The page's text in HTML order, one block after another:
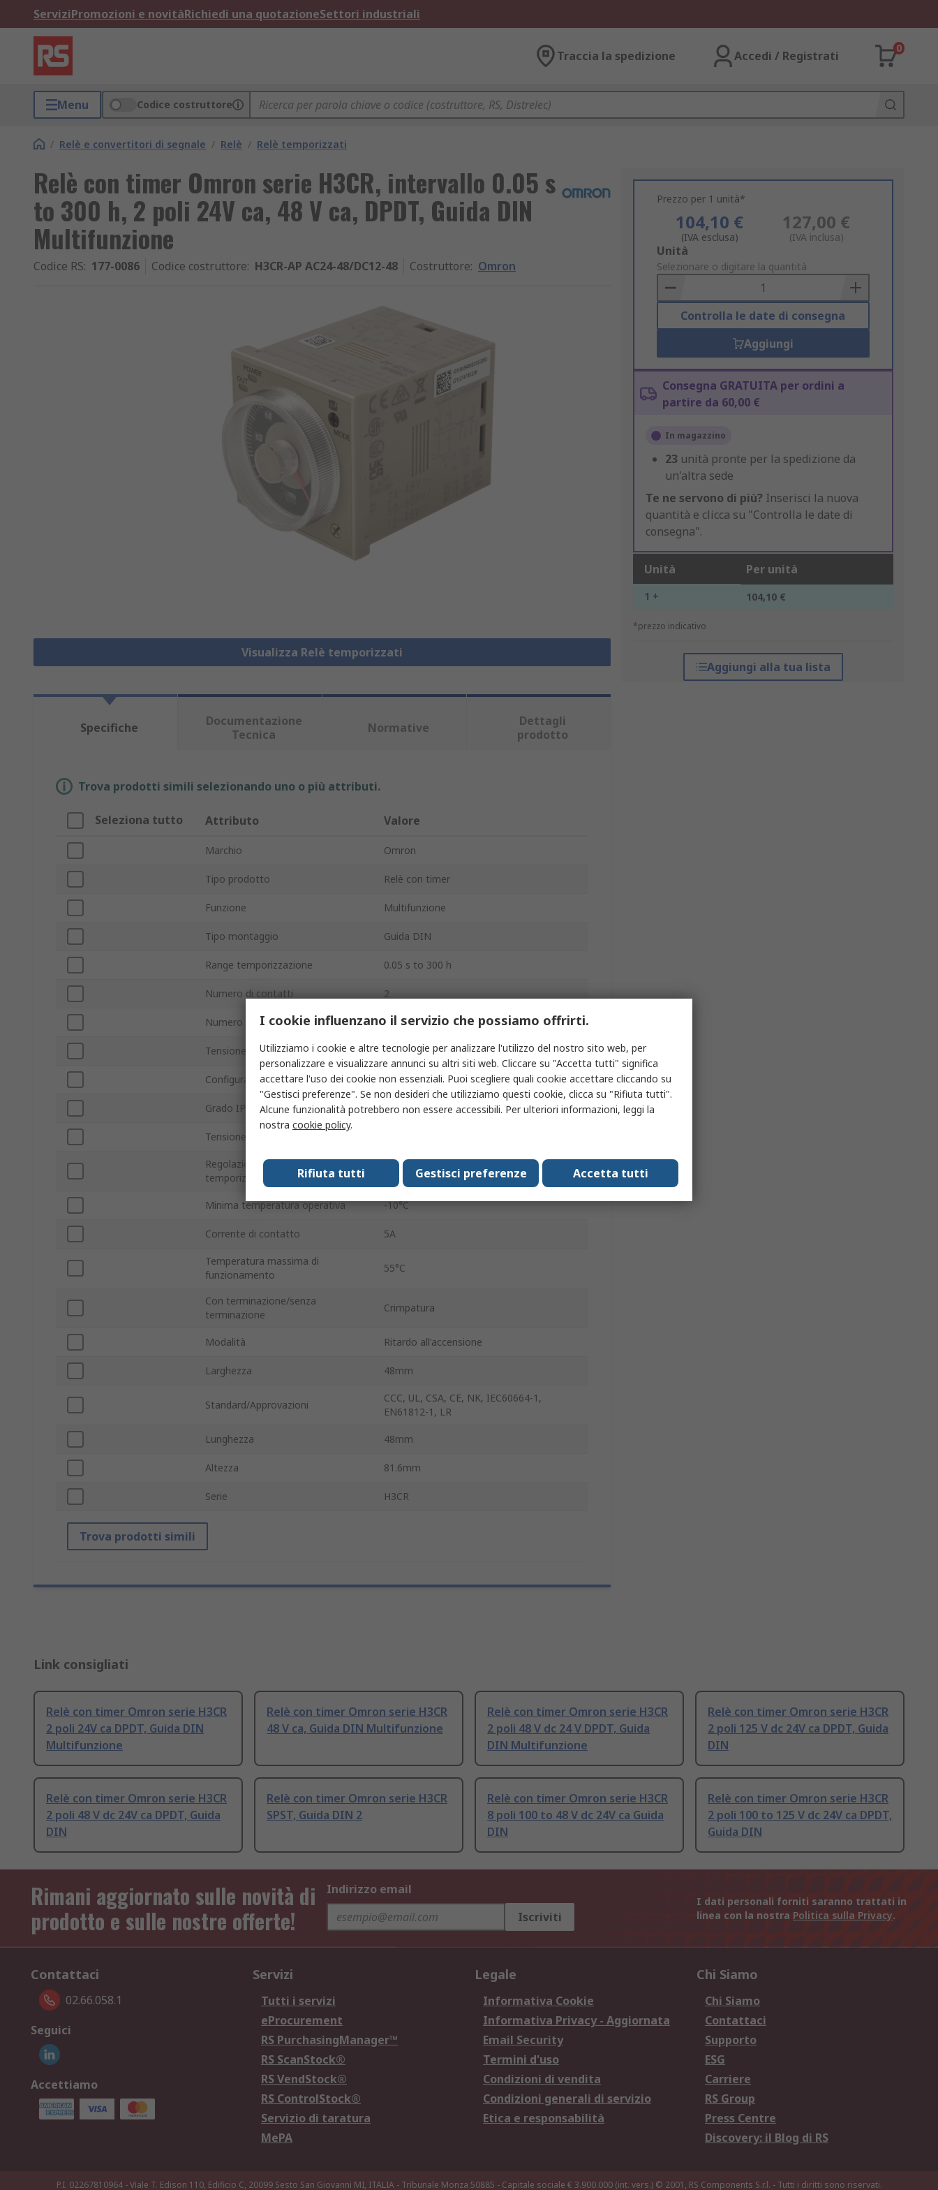
ServiziPromozioni e novitàRichiedi una quotazioneSettori industriali
Traccia la spedizione Accedi / Registrati
0
Menu Codice costruttore
/ Relè e convertitori di segnale / Relè / Relè temporizzati
Relè con timer Omron serie H3CR, intervallo 0.05 s
to 300 h, 2 poli 24V ca, 48 V ca, DPDT, Guida DIN
Multifunzione
Codice RS: 177-0086 Codice costruttore: H3CR-AP AC24-48/DC12-48 Costruttore: Omron
Visualizza Relè temporizzati
Prezzo per 1 unità*
104,10 €
(IVA esclusa)
127,00 €
(IVA inclusa)
Add
to
Basket
Unità
Selezionare o digitare la quantità
Controlla le date di consegna
Aggiungi
Consegna GRATUITA per ordini a
partire da 60,00 €
In magazzino
23 unità pronte per la spedizione da
un'altra sede
Te ne servono di più? Inserisci la nuova
quantità e clicca su "Controlla le date di
consegna".
Unità Per unità
1 + 104,10 €
*prezzo indicativo
Aggiungi alla tua lista
Specifiche
Documentazione
Tecnica
Normative
Dettagli
prodotto
Trova prodotti simili selezionando uno o più attributi.
Seleziona tutto Attributo Valore
Marchio Omron
Tipo prodotto Relè con timer
Funzione Multifunzione
Tipo montaggio Guida DIN
Range temporizzazione 0.05 s to 300 h
Numero di contatti 2
Numero funzioni del timer Multifunzione
Tensione di commutazione 250V ca
Configurazione contatto DPDT
Grado IP IP40
Tensione c.a. di alimentazione
Regolazione della
temporizzazione
Manopola
Minima temperatura operativa -10°C
Corrente di contatto 5A
Temperatura massima di
funzionamento
55°C
Con terminazione/senza
terminazione
Crimpatura
Modalità Ritardo all'accensione
Larghezza 48mm
Standard/Approvazioni
CCC, UL, CSA, CE, NK, IEC60664-1,
EN61812-1, LR
Lunghezza 48mm
Altezza 81.6mm
Serie H3CR
Trova prodotti simili
Link consigliati
Relè con timer Omron serie H3CR
2 poli 24V ca DPDT, Guida DIN
Multifunzione
Relè con timer Omron serie H3CR
48 V ca, Guida DIN Multifunzione
Relè con timer Omron serie H3CR
2 poli 48 V dc 24 V DPDT, Guida
DIN Multifunzione
Relè con timer Omron serie H3CR
2 poli 125 V dc 24V ca DPDT, Guida
DIN
Relè con timer Omron serie H3CR
2 poli 48 V dc 24V ca DPDT, Guida
DIN
Relè con timer Omron serie H3CR
SPST, Guida DIN 2
Relè con timer Omron serie H3CR
8 poli 100 to 48 V dc 24V ca Guida
DIN
Relè con timer Omron serie H3CR
2 poli 100 to 125 V dc 24V ca DPDT,
Guida DIN
Rimani aggiornato sulle novità di
prodotto e sulle nostre offerte!
Indirizzo email
Iscriviti
I dati personali forniti saranno trattati in
linea con la nostra Politica sulla Privacy.
Contattaci
02.66.058.1
Seguici
Accettiamo
Servizi
Tutti i servizi
eProcurement
RS PurchasingManager™
RS ScanStock®
RS VendStock®
RS ControlStock®
Servizio di taratura
MePA
Legale
Informativa Cookie
Informativa Privacy - Aggiornata
Email Security
Termini d'uso
Condizioni di vendita
Condizioni generali di servizio
Etica e responsabilità
Chi Siamo
Chi Siamo
Contattaci
Supporto
ESG
Carriere
RS Group
Press Centre
Discovery: il Blog di RS
P.I. 02267810964 - Viale T. Edison 110, Edificio C, 20099 Sesto San Giovanni MI, ITALIA - Tribunale Monza 50885 - Capitale sociale € 3.900.000 (int. vers.) © 2001, RS Components S.r.l. - Tutti i diritti sono riservati.
I cookie influenzano il servizio che possiamo offrirti.
Utilizziamo i cookie e altre tecnologie per analizzare l'utilizzo del nostro sito web, per
personalizzare e visualizzare annunci su altri siti web. Cliccare su "Accetta tutti" significa
accettare l'uso dei cookie non essenziali. Puoi scegliere quali cookie accettare cliccando su
"Gestisci preferenze". Se non desideri che utilizziamo questi cookie, clicca su "Rifiuta tutti".
Alcune funzionalità potrebbero non essere accessibili. Per ulteriori informazioni, leggi la
nostra cookie policy.
Accetta tutti
Gestisci preferenze
Rifiuta tutti